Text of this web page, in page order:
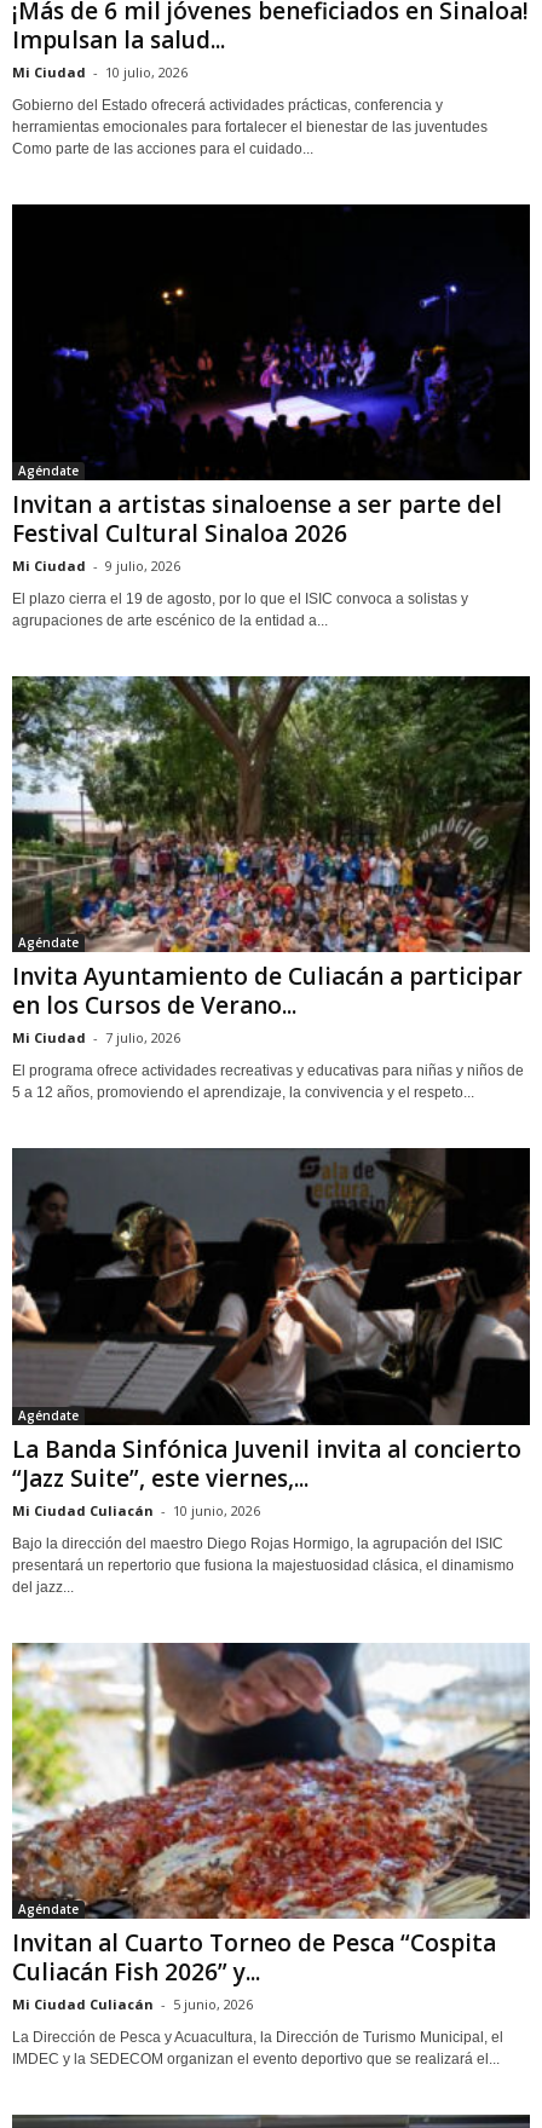
¡Más de 6 mil jóvenes beneficiados en Sinaloa!
Impulsan la salud...
Mi Ciudad - 10 julio, 2026
Gobierno del Estado ofrecerá actividades prácticas, conferencia y
herramientas emocionales para fortalecer el bienestar de las juventudes
Como parte de las acciones para el cuidado...
Agéndate
Invitan a artistas sinaloense a ser parte del
Festival Cultural Sinaloa 2026
Mi Ciudad - 9 julio, 2026
El plazo cierra el 19 de agosto, por lo que el ISIC convoca a solistas y
agrupaciones de arte escénico de la entidad a...
Agéndate
Invita Ayuntamiento de Culiacán a participar
en los Cursos de Verano...
Mi Ciudad - 7 julio, 2026
El programa ofrece actividades recreativas y educativas para niñas y niños de
5 a 12 años, promoviendo el aprendizaje, la convivencia y el respeto...
Agéndate
La Banda Sinfónica Juvenil invita al concierto
“Jazz Suite”, este viernes,...
Mi Ciudad Culiacán - 10 junio, 2026
Bajo la dirección del maestro Diego Rojas Hormigo, la agrupación del ISIC
presentará un repertorio que fusiona la majestuosidad clásica, el dinamismo
del jazz...
Agéndate
Invitan al Cuarto Torneo de Pesca “Cospita
Culiacán Fish 2026” y...
Mi Ciudad Culiacán - 5 junio, 2026
La Dirección de Pesca y Acuacultura, la Dirección de Turismo Municipal, el
IMDEC y la SEDECOM organizan el evento deportivo que se realizará el...